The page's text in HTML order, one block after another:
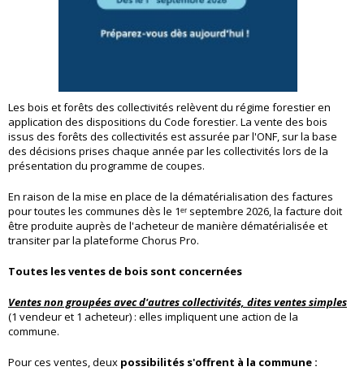
Les bois et forêts des collectivités relèvent du régime forestier en
application des dispositions du Code forestier. La vente des bois
issus des forêts des collectivités est assurée par l'ONF, sur la base
des décisions prises chaque année par les collectivités lors de la
présentation du programme de coupes.
En raison de la mise en place de la dématérialisation des factures
pour toutes les communes dès le 1ᵉʳ septembre 2026, la facture doit
être produite auprès de l'acheteur de manière dématérialisée et
transiter par la plateforme Chorus Pro.
Toutes les ventes de bois sont concernées
Ventes non groupées avec d'autres collectivités, dites ventes simples
(1 vendeur et 1 acheteur) : elles impliquent une action de la
commune.
Pour ces ventes, deux possibilités s'offrent à la commune :